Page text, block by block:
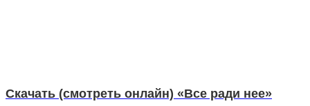
Скачать (смотреть онлайн) «Все ради нее»